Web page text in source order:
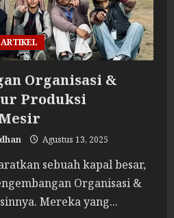
ARTIKEL
Organisasi &
Produksi
Agustus 13, 2025
sebuah kapal besar,
Organisasi &
Mereka yang...